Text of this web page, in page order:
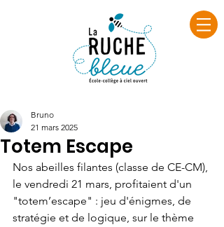
Totem Escape
Bruno
21 mars 2025
Nos abeilles filantes (classe de CE-CM),
le vendredi 21 mars, profitaient d'un
"totem’escape" : jeu d'énigmes, de
stratégie et de logique, sur le thème